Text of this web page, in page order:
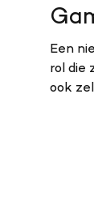
Een
rol die
ook